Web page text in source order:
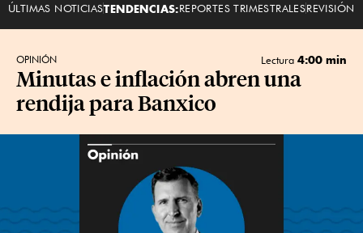
ÚLTIMAS NOTICIASTENDENCIAS:REPORTES TRIMESTRALESREVISIÓN
OPINIÓN Lectura 4:00 min
Minutas e inflación abren una
rendija para Banxico